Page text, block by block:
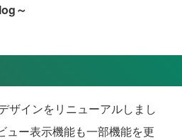
～
ザインをリニューアルしまし
ュー表示機能も一部機能を更